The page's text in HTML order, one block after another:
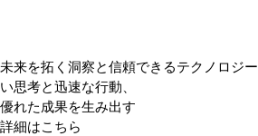
未来を拓く洞察と信頼できるテクノロジー
い思考と迅速な行動、
優れた成果を生み出す
詳細はこちら